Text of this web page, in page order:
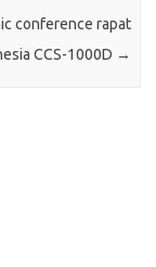
conference rapat
CCS-1000D →